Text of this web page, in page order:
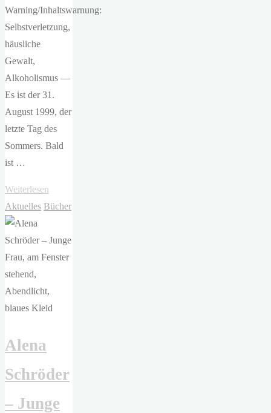
Warning/Inhaltswarnung:
Selbstverletzung,
häusliche
Gewalt,
Alkoholismus —
Es ist der 31.
August 1999, der
letzte Tag des
Sommers. Bald
ist …
Weiterlesen
Huber
Man
vergisst
wie
man
Aktuelles Bücher
Alena
Schröder
– Junge